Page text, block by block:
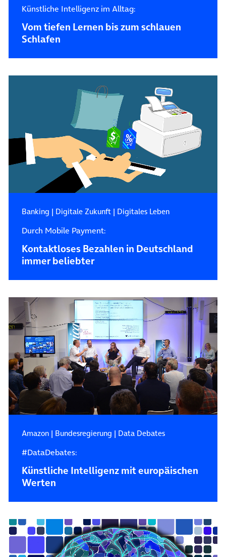
Künstliche Intelligenz im Alltag:
Vom tiefen Lernen bis zum schlauen
Schlafen
Banking | Digitale Zukunft| Digitales Leben
Durch Mobile Payment:
Kontaktloses Bezahlen in Deutschland
immer beliebter
Amazon| Bundesregierung | Data Debates
#DataDebates:
Künstliche Intelligenz mit europäischen
Werten